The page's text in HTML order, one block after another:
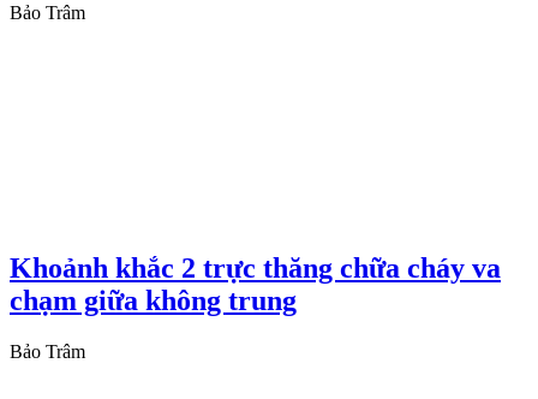
Bảo Trâm
Khoảnh khắc 2 trực thăng chữa cháy va
chạm giữa không trung
Bảo Trâm